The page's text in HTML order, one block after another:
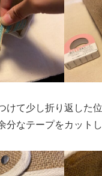
けて少し折り返した
分なテープをカットし